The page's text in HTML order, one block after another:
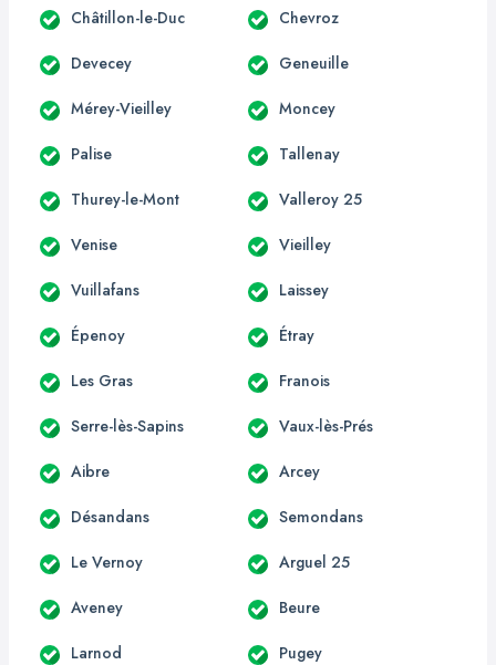
Châtillon-le-Duc Chevroz
Devecey Geneuille
Mérey-Vieilley Moncey
Palise Tallenay
Thurey-le-Mont Valleroy 25
Venise Vieilley
Vuillafans Laissey
Épenoy Étray
Les Gras Franois
Serre-lès-Sapins Vaux-lès-Prés
Aibre Arcey
Désandans Semondans
Le Vernoy Arguel 25
Aveney Beure
Larnod Pugey